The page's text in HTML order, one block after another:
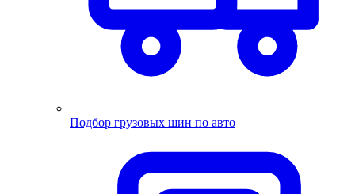
Подбор грузовых шин по авто